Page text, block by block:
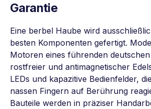
Garantie
Eine berbel Haube wird
besten Komponenten gefertigt.
Motoren eines führenden
rostfreier und antimagnetischer
LEDs und kapazitive Bedienfelder,
nassen Fingern auf Berührung
Bauteile werden in präziser